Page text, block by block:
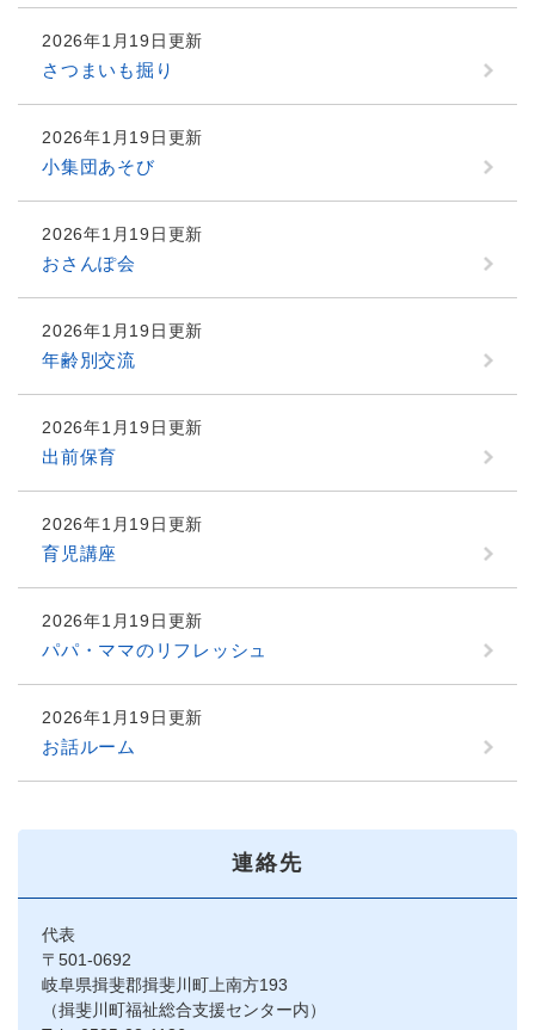
2026年1月19日更新
さつまいも掘り
2026年1月19日更新
小集団あそび
2026年1月19日更新
おさんぽ会
2026年1月19日更新
年齢別交流
2026年1月19日更新
出前保育
2026年1月19日更新
育児講座
2026年1月19日更新
パパ・ママのリフレッシュ
2026年1月19日更新
お話ルーム
連絡先
代表
〒501-0692
岐阜県揖斐郡揖斐川町上南方193
（揖斐川町福祉総合支援センター内）